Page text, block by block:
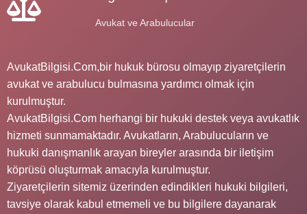
Avukat ve Arabulucular
AvukatBilgisi.Com,bir hukuk bürosu olmayıp ziyaretçilerin
avukat ve arabulucu bulmasına yardımcı olmak için
kurulmuştur.
AvukatBilgisi.Com herhangi bir hukuki destek veya avukatlık
hizmeti sunmamaktadır. Avukatların, Arabulucuların ve
hukuki danışmanlık arayan bireyler arasında bir iletişim
köprüsü oluşturmak amacıyla kurulmuştur.
Ziyaretçilerin sitemiz üzerinden edindikleri hukuki bilgileri,
tavsiye olarak kabul etmemeli ve bu bilgilere dayanarak